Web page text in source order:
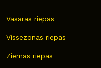
Vasaras riepas
Vissezonas riepas
Ziemas riepas